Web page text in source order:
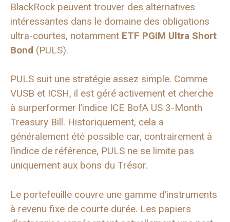
BlackRock peuvent trouver des alternatives
intéressantes dans le domaine des obligations
ultra-courtes, notamment ETF PGIM Ultra Short
Bond (PULS).
PULS suit une stratégie assez simple. Comme
VUSB et ICSH, il est géré activement et cherche
à surperformer l’indice ICE BofA US 3-Month
Treasury Bill. Historiquement, cela a
généralement été possible car, contrairement à
l’indice de référence, PULS ne se limite pas
uniquement aux bons du Trésor.
Le portefeuille couvre une gamme d’instruments
à revenu fixe de courte durée. Les papiers